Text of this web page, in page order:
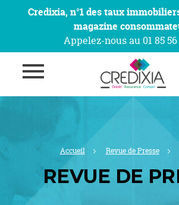
Credixia, n°1 des taux
magazine
Appelez-nous au 01 85 56
Accueil Revue de Presse
REVUE DE